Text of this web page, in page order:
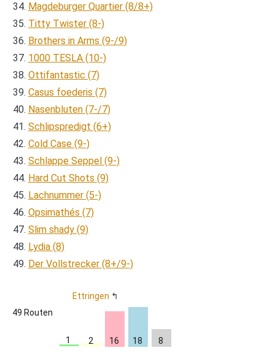
Magdeburger Quartier (8/8+)
Titty Twister (8-)
Brothers in Arms (9-/9)
1000 TESLA (10-)
Ottifantastic (7)
Casus foederis (7)
Nasenbluten (7-/7)
Schlipspredigt (6+)
Cold Case (9-)
Schlappe Seppel (9-)
Hard Cut Shots (9)
Lachnummer (5-)
Opsimathés (7)
Slim shady (9)
Lydia (8)
Der Vollstrecker (8+/9-)
Ettringen
49 Routen
1 2 16 18 8